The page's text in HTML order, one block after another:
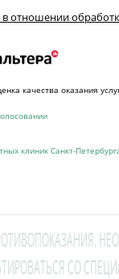
отношении
качества оказания
клиник Санкт-
СО